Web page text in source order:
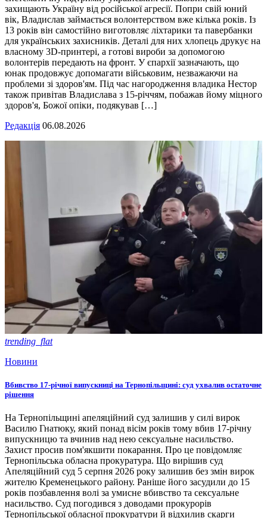
захищають Україну від російської агресії. Попри свій юний
вік, Владислав займається волонтерством вже кілька років. Із
13 років він самостійно виготовляє ліхтарики та павербанки
для українських захисників. Деталі для них хлопець друкує на
власному 3D-принтері, а готові вироби за допомогою
волонтерів передають на фронт. У єпархії зазначають, що
юнак продовжує допомагати військовим, незважаючи на
проблеми зі здоров'ям. Під час нагородження владика Нестор
також привітав Владислава з 15-річчям, побажав йому міцного
здоров'я, Божої опіки, подякував […]
Редакція 06.08.2026
trending_flat
Новини
Вбивство 17-річної випускниці на Тернопільщині: суд ухвалив остаточне
рішення
На Тернопільщині апеляційний суд залишив у силі вирок
Василю Гнатюку, який понад вісім років тому вбив 17-річну
випускницю та вчинив над нею сексуальне насильство.
Захист просив пом'якшити покарання. Про це повідомляє
Тернопільська обласна прокуратура. Що вирішив суд
Апеляційний суд 5 серпня 2026 року залишив без змін вирок
жителю Кременецького району. Раніше його засудили до 15
років позбавлення волі за умисне вбивство та сексуальне
насильство. Суд погодився з доводами прокурорів
Тернопільської обласної прокуратури й відхилив скарги